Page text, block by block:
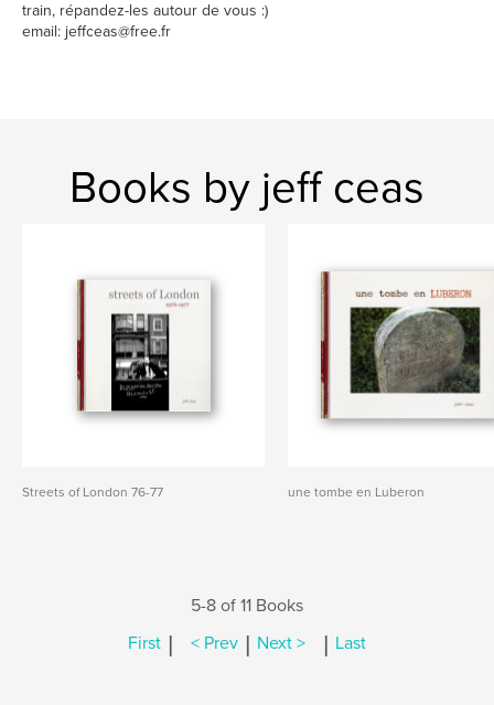
train, répandez-les autour de vous :)
email: jeffceas@free.fr
Books by jeff ceas
Streets of London 76-77 une tombe en Luberon
5-8 of 11 Books
First | < Prev | Next > | Last